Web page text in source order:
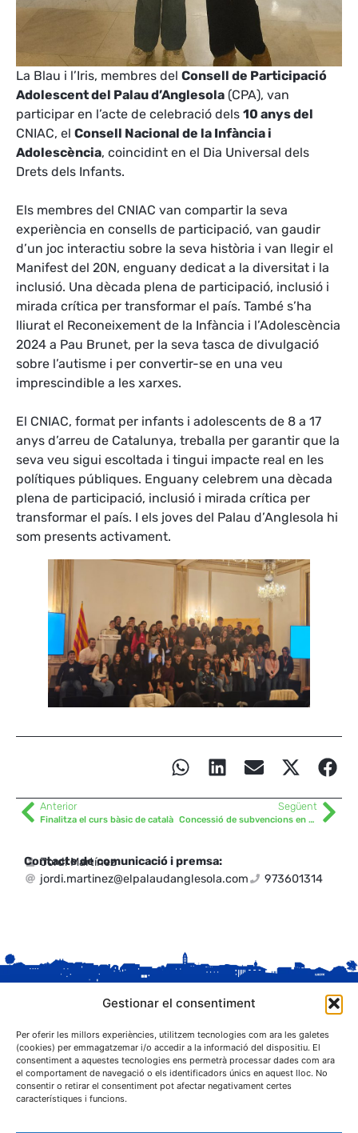
Gestionar el consentiment
Per oferir les millors experiències, utilitzem tecnologies com ara les galetes
(cookies) per emmagatzemar i/o accedir a la informació del dispositiu. El
consentiment a aquestes tecnologies ens permetrà processar dades com ara
el comportament de navegació o els identificadors únics en aquest lloc. No
consentir o retirar el consentiment pot afectar negativament certes
característiques i funcions.
La Blau i l’Iris, membres del Consell de Participació
Adolescent del Palau d’Anglesola (CPA), van
participar en l’acte de celebració dels 10 anys del
CNIAC, el Consell Nacional de la Infància i
Adolescència, coincidint en el Dia Universal dels
Drets dels Infants.
Els membres del CNIAC van compartir la seva
experiència en consells de participació, van gaudir
d’un joc interactiu sobre la seva història i van llegir el
Manifest del 20N, enguany dedicat a la diversitat i la
inclusió. Una dècada plena de participació, inclusió i
mirada crítica per transformar el país. També s’ha
lliurat el Reconeixement de la Infància i l’Adolescència
2024 a Pau Brunet, per la seva tasca de divulgació
sobre l’autisme i per convertir-se en una veu
imprescindible a les xarxes.
El CNIAC, format per infants i adolescents de 8 a 17
anys d’arreu de Catalunya, treballa per garantir que la
seva veu sigui escoltada i tingui impacte real en les
polítiques públiques. Enguany celebrem una dècada
plena de participació, inclusió i mirada crítica per
transformar el país. I els joves del Palau d’Anglesola hi
som presents activament.
Anterior
Finalitza el curs bàsic de català
Següent
Concessió de subvencions en el catàleg d’espectacles programa.cat 2025
Contacte de comunicació i premsa:
Jordi Martínez
jordi.martinez@elpalaudanglesola.com
973601314
C. Sant Josep, 1
25243 El Palau d'Anglesola (Pla d'Urgell)